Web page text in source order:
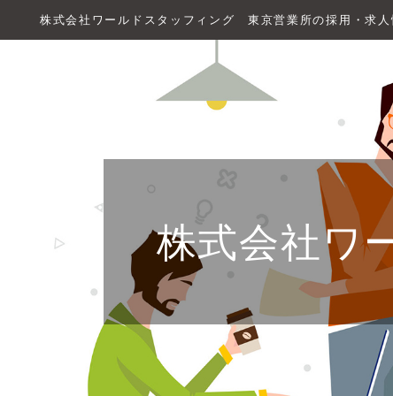
株式会社ワールドスタッフィング 東京営業所の採用・求人
株式会社ワ